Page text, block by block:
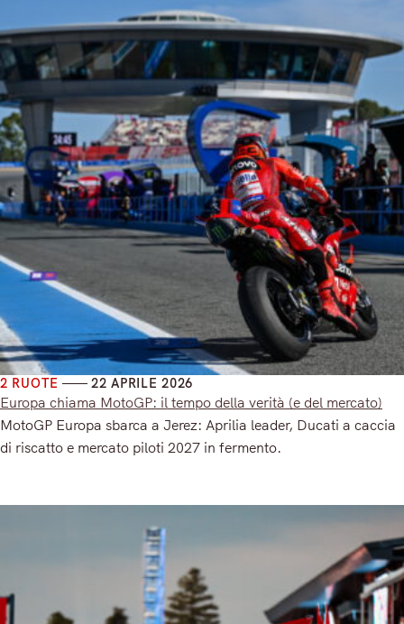
2 RUOTE 22 APRILE 2026
Europa chiama MotoGP: il tempo della verità (e del mercato)
MotoGP Europa sbarca a Jerez: Aprilia leader, Ducati a caccia
di riscatto e mercato piloti 2027 in fermento.